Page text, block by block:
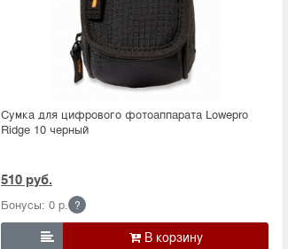
Сумка для цифрового фотоаппарата Lowepro
Ridge 10 черный
510 руб.
Бонусы: 0 р. ?
